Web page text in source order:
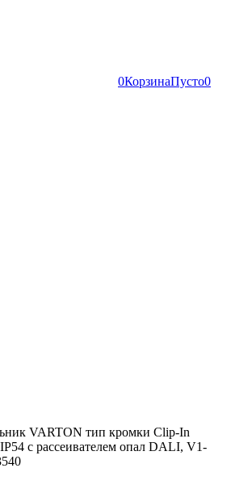
0КорзинаПусто0
VARTON тип кромки Clip-In
с рассеивателем опал DALI, V1-